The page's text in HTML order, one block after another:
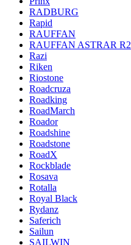
RADBURG
Rapid
RAUFFAN
RAUFFAN ASTRAR R2
Razi
Riken
Riostone
Roadcruza
Roadking
RoadMarch
Roador
Roadshine
Roadstone
RoadX
Rockblade
Rosava
Rotalla
Royal Black
Rydanz
Saferich
Sailun
SAILWIN